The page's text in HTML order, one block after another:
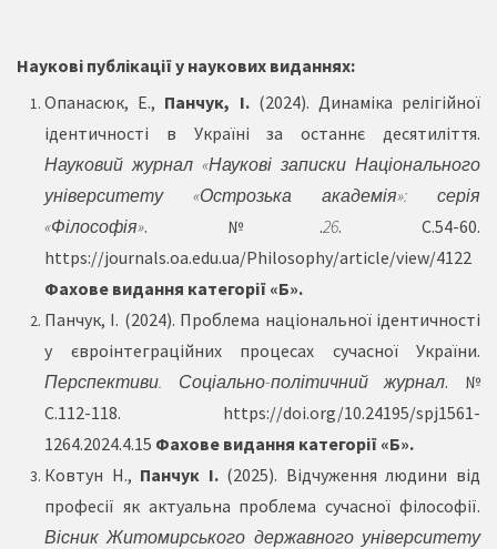
Наукові публікації у наукових виданнях:
Опанасюк, Е., Панчук, І.(2024). Динаміка релігійної
ідентичності в Україні за останнє десятиліття.
Науковий журнал «Наукові записки Національного
університету «Острозька академія»: серія
«Філософія». №.26. С.54-60.
https://journals.oa.edu.ua/Philosophy/article/view/4122
Фахове видання категорії «Б».
Панчук, І. (2024). Проблема національної ідентичності
у євроінтеграційних процесах сучасної України.
Перспективи. Соціально-політичний журнал. №
С.112-118. https://doi.org/10.24195/spj1561-
1264.2024.4.15 Фахове видання категорії «Б».
Ковтун Н., Панчук І.(2025). Відчуження людини від
професії як актуальна проблема сучасної філософії.
Вісник Житомирського державного університету